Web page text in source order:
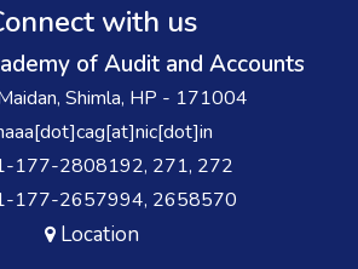
with us
of Audit and Accounts
Shimla, HP - 171004
177-2808192, 271, 272
177-2657994, 2658570
Location